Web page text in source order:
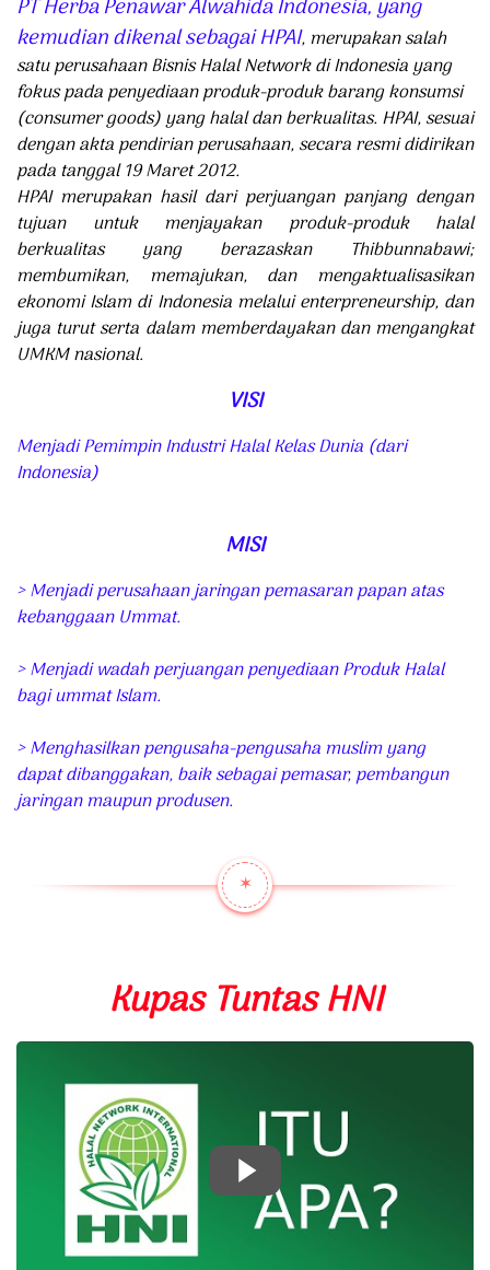
PT Herba Penawar Alwahida Indonesia, yang
kemudian dikenal sebagai HPAI, merupakan salah
satu perusahaan Bisnis Halal Network di Indonesia yang
fokus pada penyediaan produk-produk barang konsumsi
(consumer goods) yang halal dan berkualitas. HPAI, sesuai
dengan akta pendirian perusahaan, secara resmi didirikan
pada tanggal 19 Maret 2012.
HPAI merupakan hasil dari perjuangan panjang dengan
tujuan untuk menjayakan produk-produk halal
berkualitas yang berazaskan Thibbunnabawi;
membumikan, memajukan, dan mengaktualisasikan
ekonomi Islam di Indonesia melalui enterpreneurship, dan
juga turut serta dalam memberdayakan dan mengangkat
UMKM nasional.
VISI
Menjadi Pemimpin Industri Halal Kelas Dunia (dari
Indonesia)
MISI
> Menjadi perusahaan jaringan pemasaran papan atas
kebanggaan Ummat.
> Menjadi wadah perjuangan penyediaan Produk Halal
bagi ummat Islam.
> Menghasilkan pengusaha-pengusaha muslim yang
dapat dibanggakan, baik sebagai pemasar, pembangun
jaringan maupun produsen.
✶
Kupas Tuntas HNI